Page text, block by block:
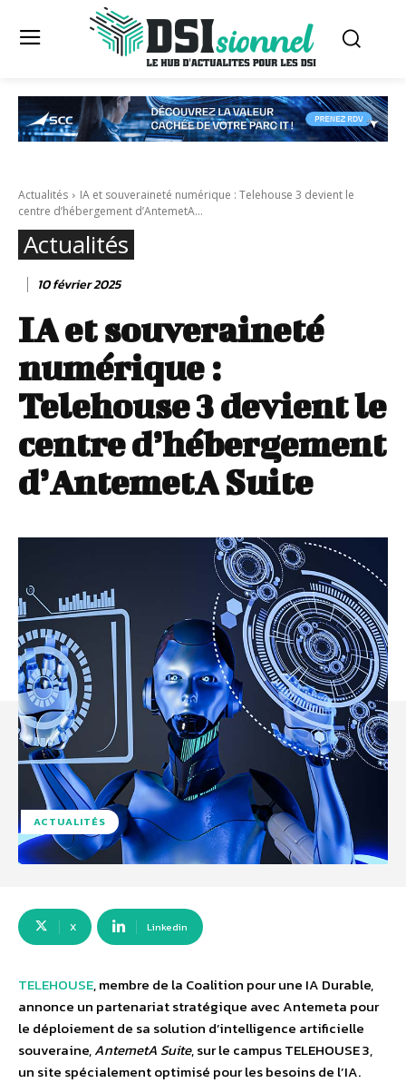
Actualités
IA et souveraineté numérique : Telehouse 3 devient le
centre d’hébergement d’AntemetA...
Actualités
10 février 2025
IA et souveraineté
numérique :
Telehouse 3 devient le
centre d’hébergement
d’AntemetA Suite
ACTUALITÉS
X Linkedin
TELEHOUSE, membre de la Coalition pour une IA Durable,
annonce un partenariat stratégique avec Antemeta pour
le déploiement de sa solution d’intelligence artificielle
souveraine,AntemetA Suite, sur le campus TELEHOUSE 3,
un site spécialement optimisé pour les besoins de l’IA.